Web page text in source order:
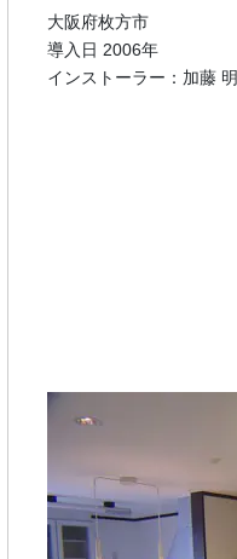
大阪府枚方市
導入日 2006年
インストーラー：加藤 明